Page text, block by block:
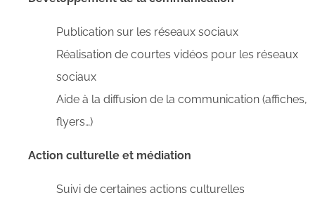
Publication sur les réseaux sociaux
Réalisation de courtes vidéos pour les réseaux
sociaux
Aide à la diffusion de la communication (affiches,
flyers…)
Action culturelle et médiation
Suivi de certaines actions culturelles